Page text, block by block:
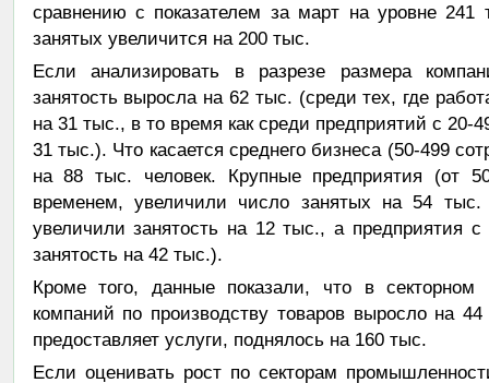
сравнению с показателем за март на уровне
занятых увеличится на 200 тыс.
Если анализировать в разрезе размера
занятость выросла на 62 тыс. (среди тех, где
на 31 тыс., в то время как среди предприятий с 20-
31 тыс.). Что касается среднего бизнеса (50-499
на 88 тыс. человек. Крупные предприятия (от
временем, увеличили число занятых на 54 тыс.
увеличили занятость на 12 тыс., а предприятия
занятость на 42 тыс.).
Кроме того, данные показали, что в секторном
компаний по производству товаров выросло на
предоставляет услуги, поднялось на 160 тыс.
Если оценивать рост по секторам